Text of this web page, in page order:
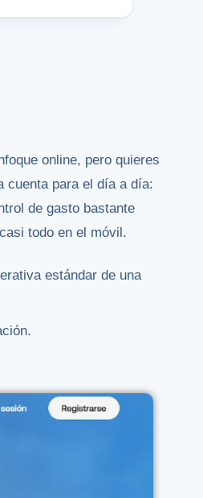
online, pero quieres
cuenta para el día a día:
de gasto bastante
todo en el móvil.
estándar de una